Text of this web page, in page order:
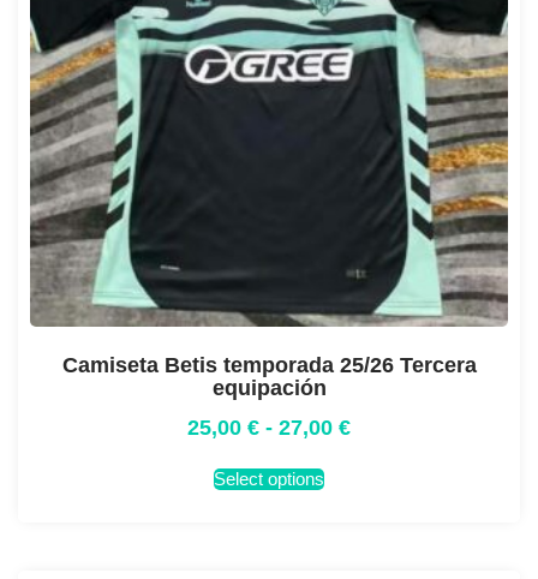
Camiseta Betis temporada 25/26 Tercera
equipación
25,00 € - 27,00 €
Select options